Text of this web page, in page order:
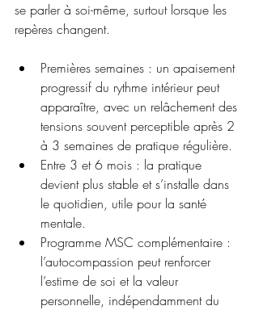
se parler à soi-même, surtout lorsque les
repères changent.
Premières semaines : un apaisement
progressif du rythme intérieur peut
apparaître, avec un relâchement des
tensions souvent perceptible après 2
à 3 semaines de pratique régulière.
Entre 3 et 6 mois : la pratique
devient plus stable et s’installe dans
le quotidien, utile pour la santé
mentale.
Programme MSC complémentaire :
l’autocompassion peut renforcer
l’estime de soi et la valeur
personnelle, indépendamment du